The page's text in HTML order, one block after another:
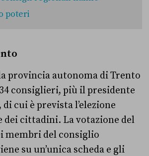
poteri
provincia autonoma di Trento
consiglieri, più il presidente
cui è prevista l’elezione
dei cittadini. La votazione del
membri del consiglio
su un’unica scheda e gli